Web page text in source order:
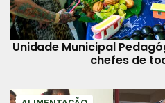
Unidade Municipal
chefes de